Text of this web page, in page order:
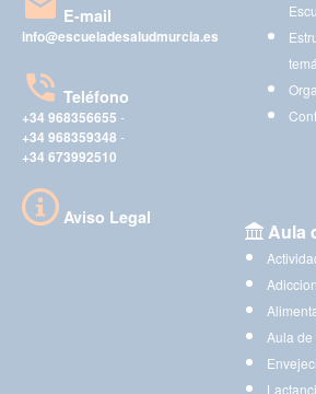
E-mail
info@escueladesaludmurcia.es
Teléfono
+34 968356655 -
+34 968359348 -
+34 673992510
Aviso Legal
Aula
Aula